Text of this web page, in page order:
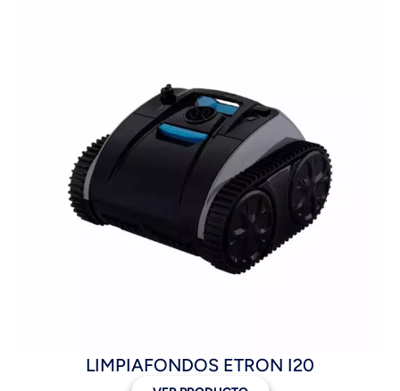
LIMPIAFONDOS ETRON I20